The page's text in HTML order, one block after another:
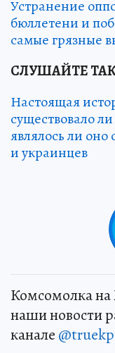
Устранение
бюллетени и
самые грязные
СЛУШАЙТЕ
Настоящая
существовало
являлось ли
и украинцев
Комсомолка на
наши новости
канале